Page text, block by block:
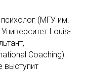
(МГУ им.
Louis-
Coaching).
выступит